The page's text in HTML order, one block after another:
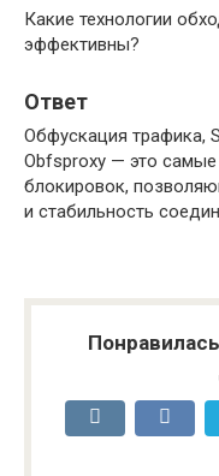
Какие технологии
эффективны?
Ответ
Обфускация трафика,
Obfsproxy — это
блокировок,
и стабильность